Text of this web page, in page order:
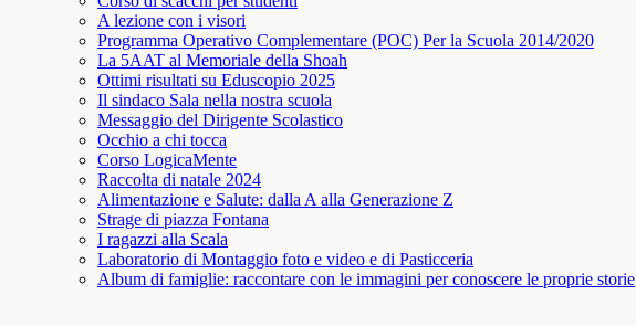
A lezione con i visori
Programma Operativo Complementare (POC) Per la Scuola 2014/2020
La 5AAT al Memoriale della Shoah
Ottimi risultati su Eduscopio 2025
Il sindaco Sala nella nostra scuola
Messaggio del Dirigente Scolastico
Occhio a chi tocca
Corso LogicaMente
Raccolta di natale 2024
Alimentazione e Salute: dalla A alla Generazione Z
Strage di piazza Fontana
I ragazzi alla Scala
Laboratorio di Montaggio foto e video e di Pasticceria
Album di famiglie: raccontare con le immagini per conoscere le proprie storie